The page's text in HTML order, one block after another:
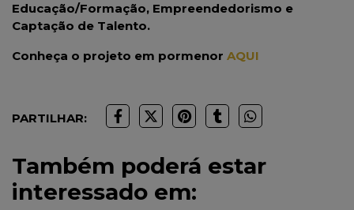
Educação/Formação, Empreendedorismo e
Captação de Talento.
Conheça o projeto em pormenor AQUI
PARTILHAR:
Também poderá estar
interessado em: